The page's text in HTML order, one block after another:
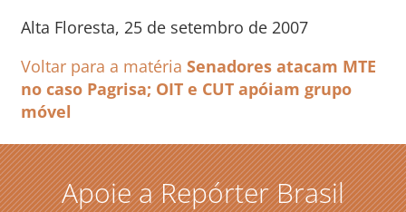
Alta Floresta, 25 de setembro de 2007
Voltar para a matéria Senadores atacam MTE
no caso Pagrisa; OIT e CUT apóiam grupo
móvel
Apoie a Repórter Brasil